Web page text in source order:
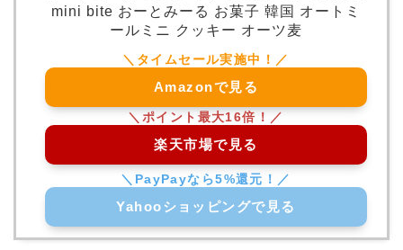
mini bite おーとみーる お菓子 韓国 オートミ
ールミニ クッキー オーツ麦
Amazonで見る
楽天市場で見る
Yahooショッピングで見る